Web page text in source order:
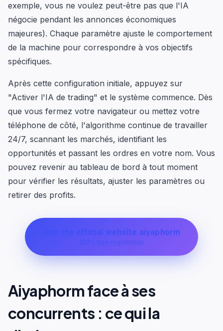
exemple, vous ne voulez peut-être pas que l'IA
négocie pendant les annonces économiques
majeures). Chaque paramètre ajuste le comportement
de la machine pour correspondre à vos objectifs
spécifiques.
Après cette configuration initiale, appuyez sur
"Activer l'IA de trading" et le système commence. Dès
que vous fermez votre navigateur ou mettez votre
téléphone de côté, l'algorithme continue de travailler
24/7, scannant les marchés, identifiant les
opportunités et passant les ordres en votre nom. Vous
pouvez revenir au tableau de bord à tout moment
pour vérifier les résultats, ajuster les paramètres ou
retirer des profits.
Join the official website aiyaphorm
100% free registration
Aiyaphorm face à ses
concurrents : ce qui la